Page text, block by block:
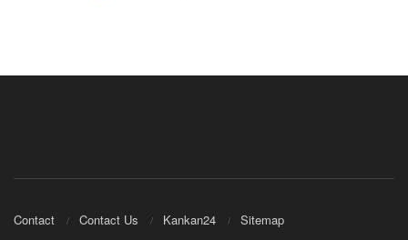
Contact Contact Us Kankan24 Sitemap